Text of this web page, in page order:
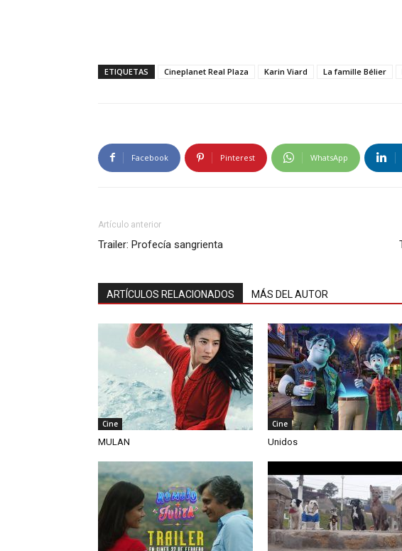
ETIQUETAS Cineplanet Real Plaza Karin Viard La famille Bélier
Facebook Pinterest WhatsApp
Artículo anterior
Trailer: Profecía sangrienta
ARTÍCULOS RELACIONADOS MÁS DEL AUTOR
Cine
MULAN
Cine
Unidos